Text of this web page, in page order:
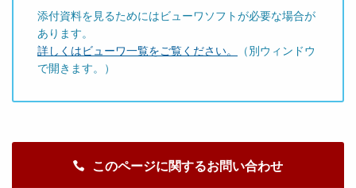
添付資料を見るためにはビューワソフトが必要な場合が
あります。
詳しくはビューワ一覧をご覧ください。
（別ウィンドウ
で開きます。）
このページに関するお問い合わせ